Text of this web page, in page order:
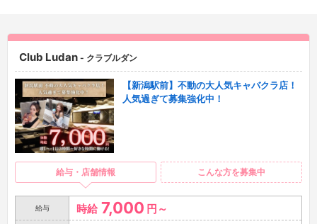
Club Ludan - クラブルダン
【新潟駅前】不動の大人気キャバクラ店！
人気過ぎて募集強化中！
給与・店舗情報 こんな方を募集中
給与 時給 7,000 円～